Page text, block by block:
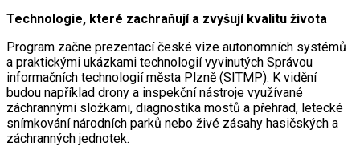
Technologie, které zachraňují a zvyšují kvalitu života
Program začne prezentací české vize autonomních systémů
a praktickými ukázkami technologií vyvinutých Správou
informačních technologií města Plzně (SITMP). K vidění
budou například drony a inspekční nástroje využívané
záchrannými složkami, diagnostika mostů a přehrad, letecké
snímkování národních parků nebo živé zásahy hasičských a
záchranných jednotek.